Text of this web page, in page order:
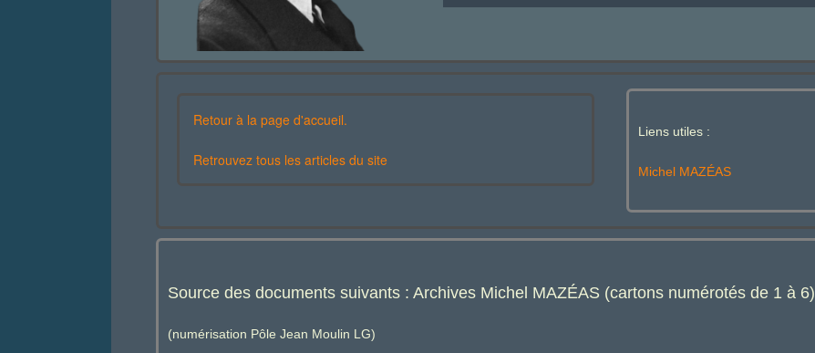
Retour à la page d'accueil.
Retrouvez tous les articles du site
Liens utiles :
Michel MAZÉAS
Source des documents suivants : Archives Michel MAZÉAS (cartons numérotés de 1 à 6)
(numérisation Pôle Jean Moulin LG)